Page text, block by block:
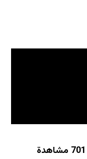
701 مشاهدة